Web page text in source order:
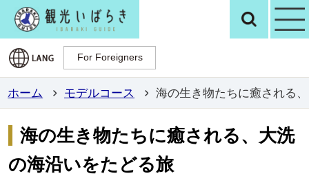
観光いばらき検
For Foreigners
For Foreigners
ホーム モデルコース 海の生き物たちに癒される
海の生き物たちに癒される、大洗
の海沿いをたどる旅